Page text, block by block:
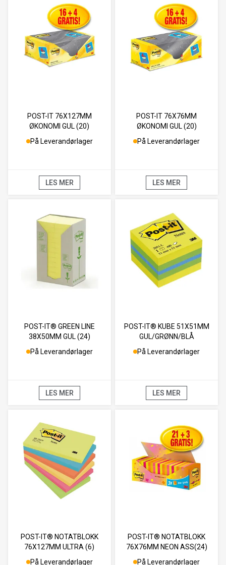
POST-IT 76X127MM
ØKONOMI GUL (20)
På Leverandørlager
LES MER
POST-IT 76X76MM
ØKONOMI GUL (20)
På Leverandørlager
LES MER
POST-IT® GREEN LINE
38X50MM GUL (24)
På Leverandørlager
LES MER
POST-IT® KUBE 51X51MM
GUL/GRØNN/BLÅ
På Leverandørlager
LES MER
POST-IT® NOTATBLOKK
76X127MM ULTRA (6)
På Leverandørlager
POST-IT® NOTATBLOKK
76X76MM NEON ASS(24)
På Leverandørlager